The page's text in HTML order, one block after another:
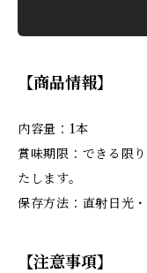
【商品情報】
内容量：1本
賞味期限：できる限
たします。
保存方法：直射日光
【注意事項】